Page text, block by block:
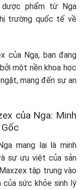
phẩm từ Nga
trường quốc tế về
của Nga, bạn đang
một nền khoa học
mang đến sự an
của Nga: Minh
mang lại là minh
sự ưu việt của sản
tập trung vào
sức khỏe sinh lý